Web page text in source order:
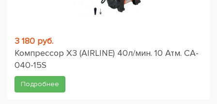
3 180 руб.
Компрессор X3 (AIRLINE) 40л/мин. 10 Атм. CA-
040-15S
Подробнее